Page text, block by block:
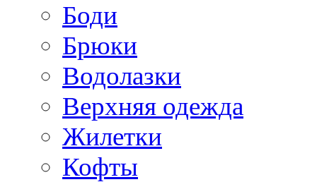
Боди
Брюки
Водолазки
Верхняя одежда
Жилетки
Кофты